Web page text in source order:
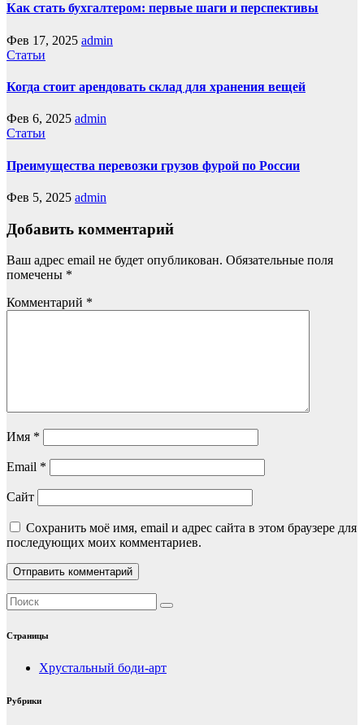
Как стать бухгалтером: первые шаги и перспективы
Фев 17, 2025 admin
Статьи
Когда стоит арендовать склад для хранения вещей
Фев 6, 2025 admin
Статьи
Преимущества перевозки грузов фурой по России
Фев 5, 2025 admin
Добавить комментарий
Ваш адрес email не будет опубликован. Обязательные поля
помечены *
Комментарий *
Имя *
Email *
Сайт
Сохранить моё имя, email и адрес сайта в этом браузере для
последующих моих комментариев.
Страницы
Хрустальный боди-арт
Рубрики